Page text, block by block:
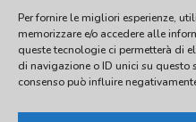
Per fornire le migliori esperienze,
memorizzare e/o accedere alle
queste tecnologie ci permetterà di
di navigazione o ID unici su questo
consenso può influire
Via Piave, 54 - 10044
011.2480338
info@avispiemonte.it-